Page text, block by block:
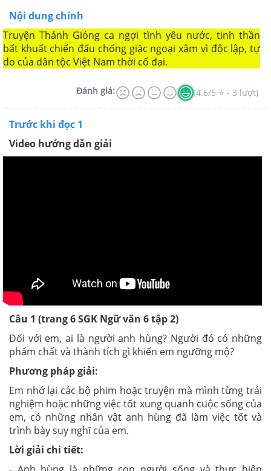
Nội dung chính
Truyện Thánh Gióng ca ngợi tình yêu nước, tinh thần
bất khuất chiến đấu chống giặc ngoại xâm vì độc lập, tự
do của dân tộc Việt Nam thời cổ đại.
Đánh giá: (4.6/5 ⭐ - 3 lượt)
Trước khi đọc 1
Video hướng dẫn giải
Câu 1 (trang 6 SGK Ngữ văn 6 tập 2)
Đối với em, ai là người anh hùng? Người đó có những
phẩm chất và thành tích gì khiến em ngưỡng mộ?
Phương pháp giải:
Em nhớ lại các bộ phim hoặc truyện mà mình từng trải
nghiệm hoặc những việc tốt xung quanh cuộc sống của
em, có những nhân vật anh hùng đã làm việc tốt và
trình bày suy nghĩ của em.
Lời giải chi tiết: